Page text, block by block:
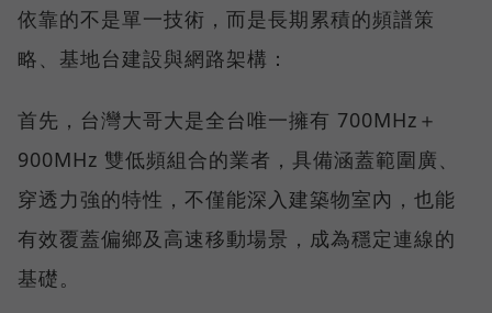
依靠的不是單一技術，而是長期累積的頻譜策
略、基地台建設與網路架構：
首先，台灣大哥大是全台唯一擁有 700MHz＋
900MHz 雙低頻組合的業者，具備涵蓋範圍廣、
穿透力強的特性，不僅能深入建築物室內，也能
有效覆蓋偏鄉及高速移動場景，成為穩定連線的
基礎。